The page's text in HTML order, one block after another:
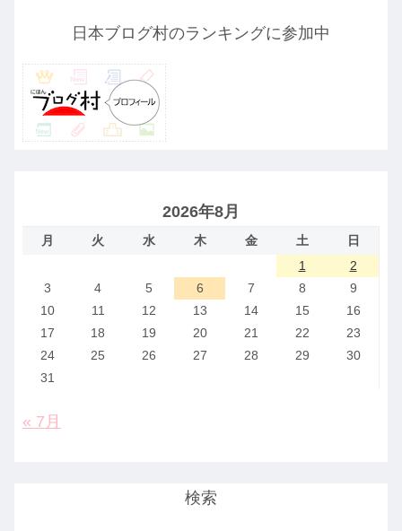
日本ブログ村のランキングに参加中
2026年8月
月 火 水 木 金 土
日
1
2
3
4 5 6 7 8
9
10
11 12 13 14 15
16
17
18 19 20 21 22
23
24
25 26 27 28 29
30
31
« 7月
検索